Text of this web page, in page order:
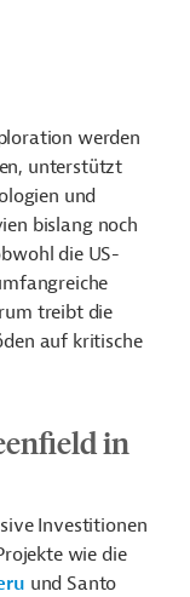
werden
unterstützt
und
bislang noch
die US-
treibt die
auf kritische
in
Investitionen
wie die
und Santo